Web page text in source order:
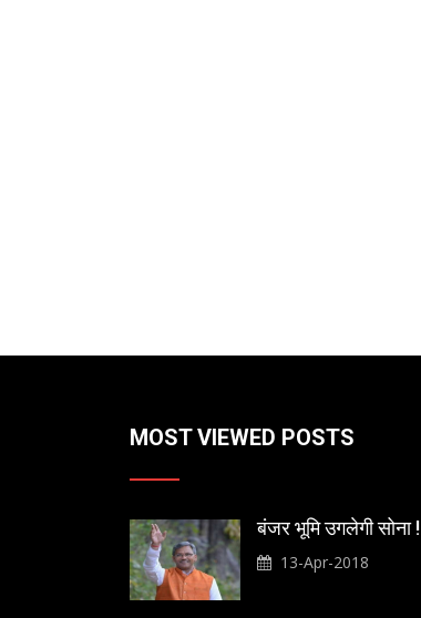
MOST VIEWED POSTS
बंजर भूमि उगलेगी सोना !
13-Apr-2018